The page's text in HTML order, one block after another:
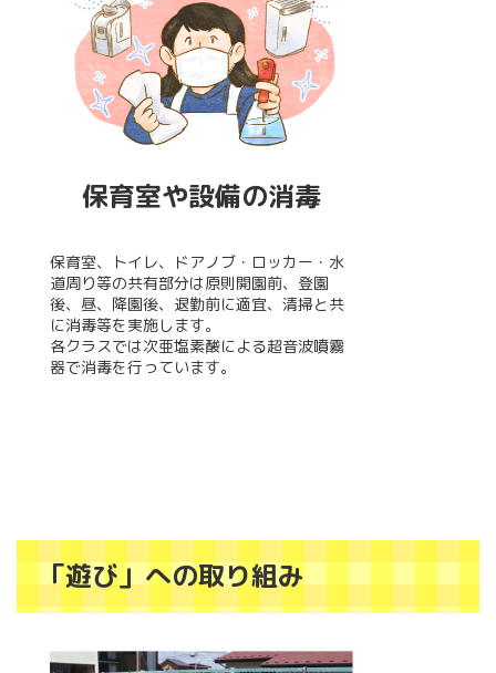
保育室や設備の消毒
保育室、トイレ、ドアノブ・ロッカー・水
道周り等の共有部分は原則開園前、登園
後、昼、降園後、退勤前に適宜、清掃と共
に消毒等を実施します。
各クラスでは次亜塩素酸による超音波噴霧
器で消毒を行っています。
「遊び」への取り組み